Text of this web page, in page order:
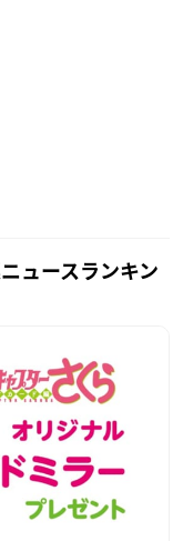
ュースランキン